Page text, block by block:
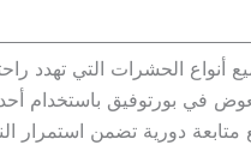
أنواع الحشرات التي تهدد
في بورتوفيق باستخدام
دورية تضمن استمرار